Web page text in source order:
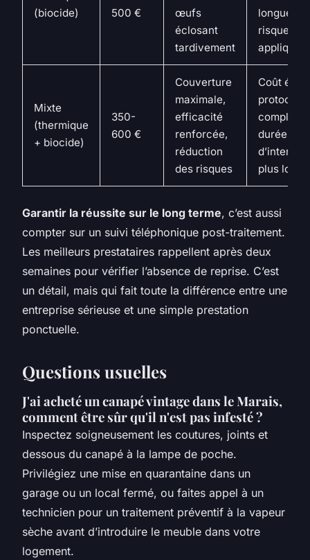
(biocide)
500 €
œufs
éclosant
tardivement
longue,
risques si
appliqué
Mixte
(thermique
+ biocide)
350-
600 €
Couverture
maximale,
efficacité
renforcée,
réduction
des risques
Coût
protocole
complexe,
durée
plus
Garantir la réussite sur le long terme, c’est aussi
compter sur un suivi téléphonique post-traitement.
Les meilleurs prestataires rappellent après deux
semaines pour vérifier l’absence de reprise. C’est
un détail, mais qui fait toute la différence entre une
entreprise sérieuse et une simple prestation
ponctuelle.
Questions usuelles
J'ai acheté un canapé vintage dans le Marais,
comment être sûr qu'il n'est pas infesté ?
Inspectez soigneusement les coutures, joints et
dessous du canapé à la lampe de poche.
Privilégiez une mise en quarantaine dans un
garage ou un local fermé, ou faites appel à un
technicien pour un traitement préventif à la vapeur
sèche avant d’introduire le meuble dans votre
logement.